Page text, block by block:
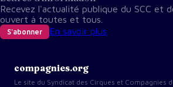
Recevez l'actualité publique du SCC et
ouvert à toutes et tous.
S'abonner En savoir plus
compagnies.org
Le site du Syndicat des Cirques et Compagnies